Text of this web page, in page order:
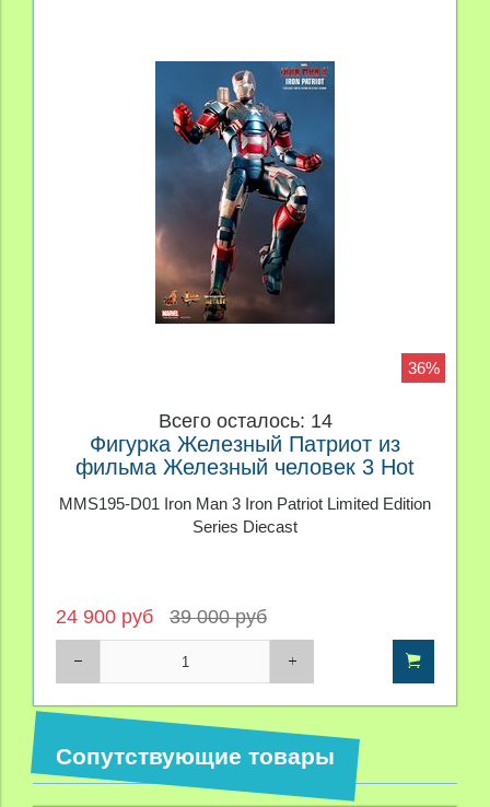
36%
Всего осталось: 14
Фигурка Железный Патриот из
фильма Железный человек 3 Hot
MMS195-D01 Iron Man 3 Iron Patriot Limited Edition
Series Diecast
24 900 руб 39 000 руб
Сопутствующие товары